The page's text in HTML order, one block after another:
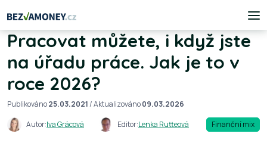
Pracovat můžete, i když jste
na úřadu práce. Jak je to v
roce 2026?
Publikováno25.03.2021/ Aktualizováno09.03.2026
Autor:Iva Grácová Editor:Lenka Rutteová Finanční mix